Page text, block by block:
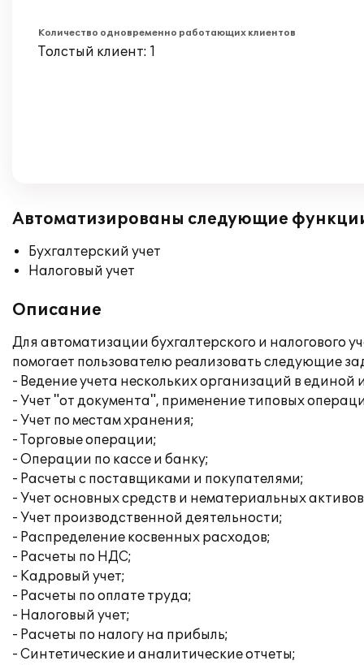
Количество одновременно работающих клиентов
Толстый клиент: 1
Автоматизированы следующие
Бухгалтерский учет
Налоговый учет
Описание
Для автоматизации бухгалтерского и
помогает пользователю реализовать следующие
- Ведение учета нескольких организаций в
- Учет "от документа", применение типовых
- Учет по местам хранения;
- Торговые операции;
- Операции по кассе и банку;
- Расчеты с поставщиками и покупателями;
- Учет основных средств и нематериальных
- Учет производственной деятельности;
- Распределение косвенных расходов;
- Расчеты по НДС;
- Кадровый учет;
- Расчеты по оплате труда;
- Налоговый учет;
- Расчеты по налогу на прибыль;
- Синтетические и аналитические отчеты;